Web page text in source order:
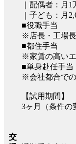
｜配偶者：月
｜子ども：月
■役職手当
※店長・工場
■都住手当
※家賃の高い
■単身赴任手当
※会社都合で
【試用期間】
3ヶ月（条件の
交